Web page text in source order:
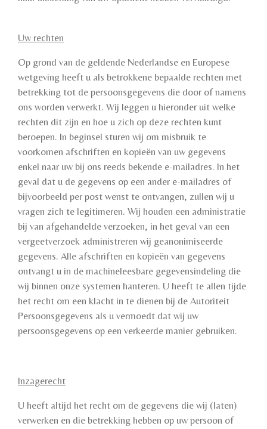
Uw rechten
Op grond van de geldende Nederlandse en Europese
wetgeving heeft u als betrokkene bepaalde rechten met
betrekking tot de persoonsgegevens die door of namens
ons worden verwerkt. Wij leggen u hieronder uit welke
rechten dit zijn en hoe u zich op deze rechten kunt
beroepen. In beginsel sturen wij om misbruik te
voorkomen afschriften en kopieën van uw gegevens
enkel naar uw bij ons reeds bekende e-mailadres. In het
geval dat u de gegevens op een ander e-mailadres of
bijvoorbeeld per post wenst te ontvangen, zullen wij u
vragen zich te legitimeren. Wij houden een administratie
bij van afgehandelde verzoeken, in het geval van een
vergeetverzoek administreren wij geanonimiseerde
gegevens. Alle afschriften en kopieën van gegevens
ontvangt u in de machineleesbare gegevensindeling die
wij binnen onze systemen hanteren. U heeft te allen tijde
het recht om een klacht in te dienen bij de Autoriteit
Persoonsgegevens als u vermoedt dat wij uw
persoonsgegevens op een verkeerde manier gebruiken.
Inzagerecht
U heeft altijd het recht om de gegevens die wij (laten)
verwerken en die betrekking hebben op uw persoon of